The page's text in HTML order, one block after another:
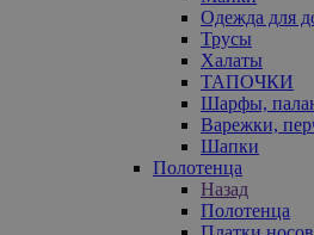
Одежда для
Трусы
Халаты
ТАПОЧКИ
Шарфы,
Варежки,
Шапки
Полотенца
Назад
Полотенца